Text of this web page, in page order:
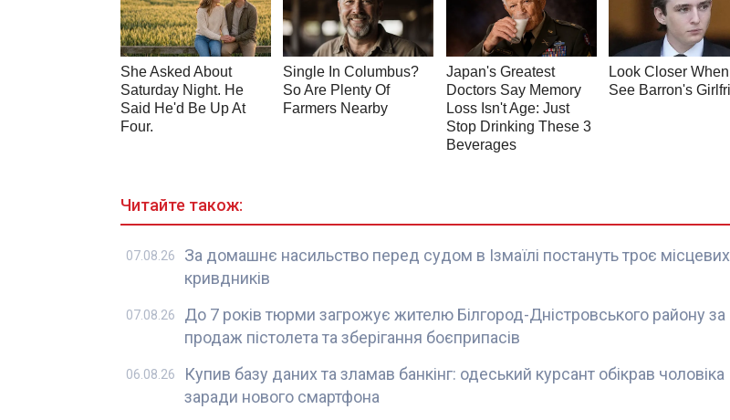
Читайте також:
За домашнє насильство перед судом в Ізмаїлі постануть троє місцевих
кривдників
07.08.26
До 7 років тюрми загрожує жителю Білгород-Дністровського району за
продаж пістолета та зберігання боєприпасів
07.08.26
Купив базу даних та зламав банкінг: одеський курсант обікрав чоловіка
заради нового смартфона
06.08.26